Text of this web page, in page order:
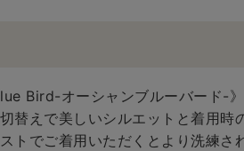
Bird-オーシャンブルーバード-》
替えで美しいシルエットと着用時
トでご着用いただくとより洗練さ